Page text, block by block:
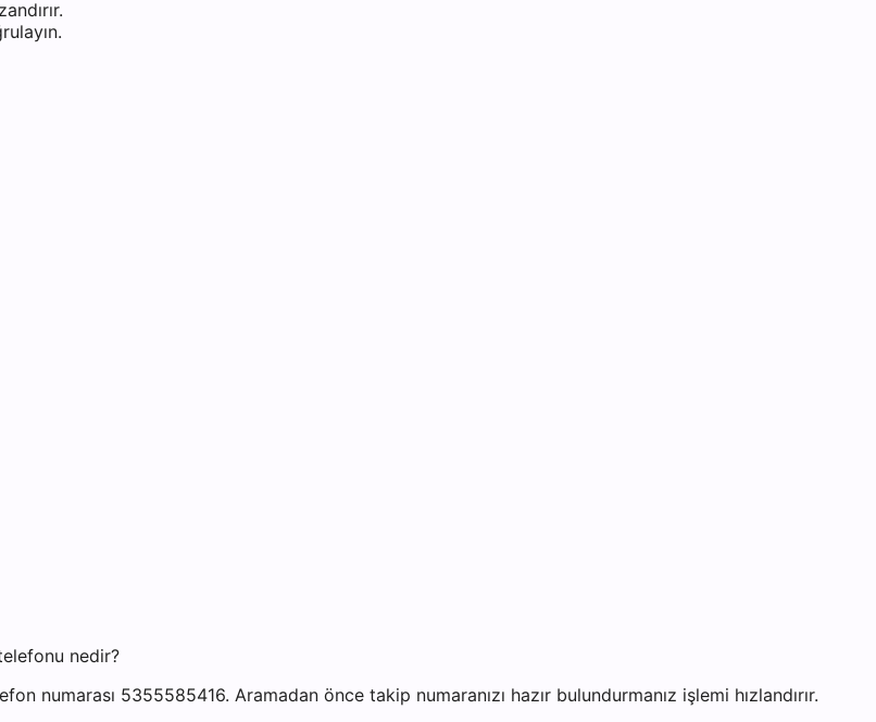
nedir?
numarası 5355585416. Aramadan önce takip numaranızı hazır bulundurmanız işlemi hızlandırır.